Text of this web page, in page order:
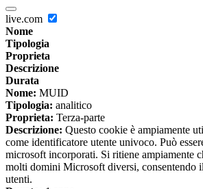
live.com
Nome
Tipologia
Proprieta
Descrizione
Durata
Nome: MUID
Tipologia: analitico
Proprieta: Terza-parte
Descrizione: Questo cookie è ampiamente
come identificatore utente univoco. Può
microsoft incorporati. Si ritiene ampiamente
molti domini Microsoft diversi, consentendo
utenti.